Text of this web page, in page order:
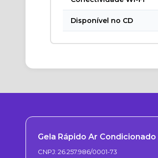
Disponível no CD
Gela Rápido Ar Condicionado
CNPJ: 26.257.986/0001-73